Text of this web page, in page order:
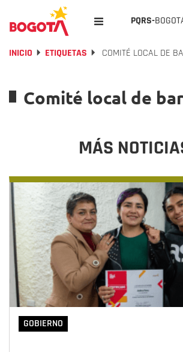
PQRS-
INICIO ETIQUETAS COMITÉ LOCAL DE
Comité local de
MÁS
GOBIERNO